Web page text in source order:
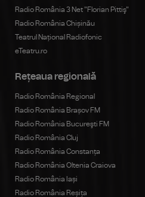
Radio România 3 Net "Florian Pittiş"
Radio România Chișinău
Teatrul Național Radiofonic
eTeatru.ro
Rețeaua regională
Radio România Regional
Radio România Brașov FM
Radio România Bucureşti FM
Radio România Cluj
Radio România Constanța
Radio România Oltenia Craiova
Radio România Iași
Radio România Reșița